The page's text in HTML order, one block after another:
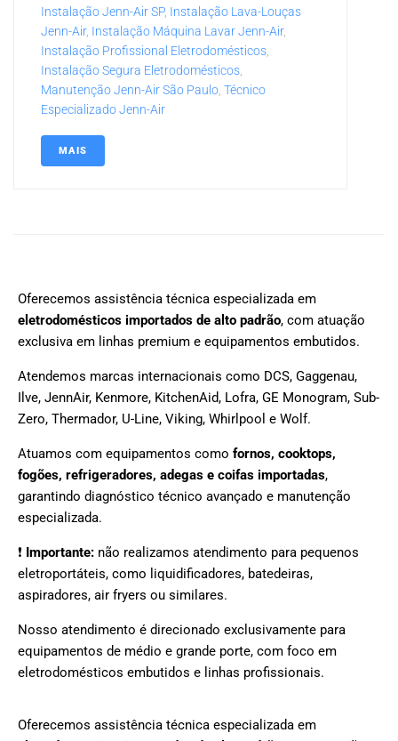
Instalação Jenn-Air SP, Instalação Lava-Louças
Jenn-Air, Instalação Máquina Lavar Jenn-Air,
Instalação Profissional Eletrodomésticos
Instalação Segura Eletrodomésticos
Manutenção Jenn-Air São Paulo Técnico
Especializado Jenn-Air
MAIS
Oferecemos assistência técnica especializada em
eletrodomésticos importados de alto padrão, com atuação
exclusiva em linhas premium e equipamentos embutidos.
Atendemos marcas internacionais como DCS, Gaggenau,
Ilve, JennAir, Kenmore, KitchenAid, Lofra, GE Monogram, Sub-
Zero, Thermador, U-Line, Viking, Whirlpool e Wolf.
Atuamos com equipamentos como fornos, cooktops,
fogões, refrigeradores, adegas e coifas importadas,
garantindo diagnóstico técnico avançado e manutenção
especializada.
❗ Importante: não realizamos atendimento para pequenos
eletroportáteis, como liquidificadores, batedeiras,
aspiradores, air fryers ou similares.
Nosso atendimento é direcionado exclusivamente para
equipamentos de médio e grande porte, com foco em
eletrodomésticos embutidos e linhas profissionais.
Oferecemos assistência técnica especializada em